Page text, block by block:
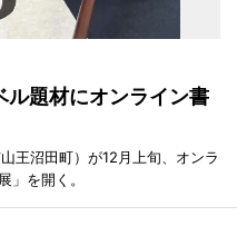
題材にオンライン書
王沼田町）が12月上旬、オンラ
」を開く。